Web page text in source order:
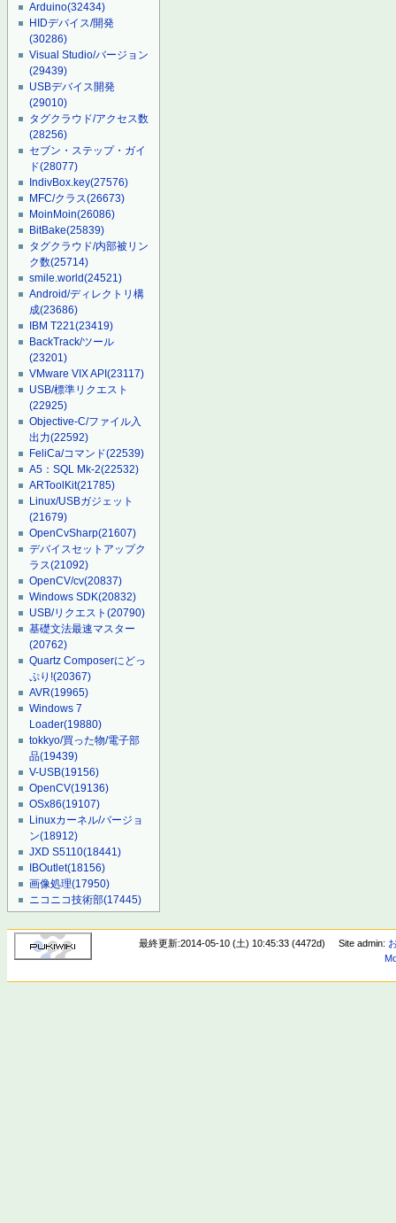
Arduino(32434)
HIDデバイス/開発
(30286)
Visual Studio/バージョン
(29439)
USBデバイス開発
(29010)
タグクラウド/アクセス数
(28256)
セブン・ステップ・ガイ
ド(28077)
IndivBox.key(27576)
MFC/クラス(26673)
MoinMoin(26086)
BitBake(25839)
タグクラウド/内部被リン
ク数(25714)
smile.world(24521)
Android/ディレクトリ構
成(23686)
IBM T221(23419)
BackTrack/ツール
(23201)
VMware VIX API(23117)
USB/標準リクエスト
(22925)
Objective-C/ファイル入
出力(22592)
FeliCa/コマンド(22539)
A5：SQL Mk-2(22532)
ARToolKit(21785)
Linux/USBガジェット
(21679)
OpenCvSharp(21607)
デバイスセットアップク
ラス(21092)
OpenCV/cv(20837)
Windows SDK(20832)
USB/リクエスト(20790)
基礎文法最速マスター
(20762)
Quartz Composerにどっ
ぷり!(20367)
AVR(19965)
Windows 7
Loader(19880)
tokkyo/買った物/電子部
品(19439)
V-USB(19156)
OpenCV(19136)
OSx86(19107)
Linuxカーネル/バージョ
ン(18912)
JXD S5110(18441)
IBOutlet(18156)
画像処理(17950)
ニコニコ技術部(17445)
最終更新:2014-05-10 (土) 10:45:33 (4472d) Site admin: